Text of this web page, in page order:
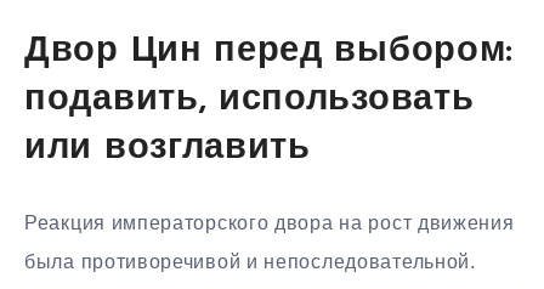
Двор Цин перед выбором:
подавить, использовать
или возглавить
Реакция императорского двора на рост движения
была противоречивой и непоследовательной.